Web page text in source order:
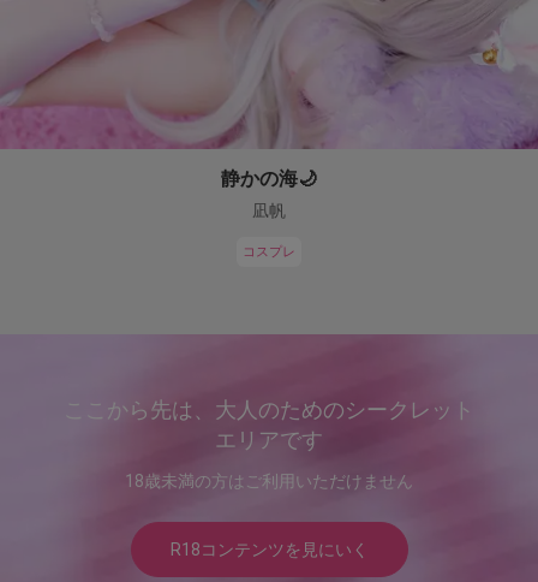
静かの海🌙
凪帆
コスプレ
ここから先は、大人のためのシークレット
エリアです
18歳未満の方はご利用いただけません
R18コンテンツを見にいく